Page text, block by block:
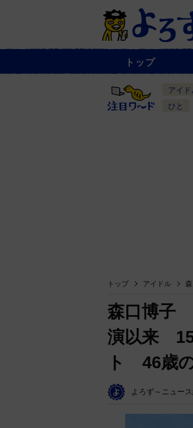
ュ
一
覧
トップ
アイド
ひと
トップ アイドル
森口博子
演以来 15
ト 46歳
よろず～ニュー